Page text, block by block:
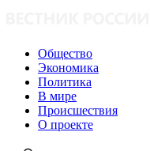
Общество
Экономика
Политика
В мире
Происшествия
О проекте